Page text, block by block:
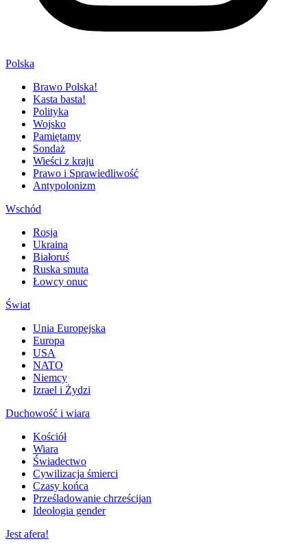
Polska
Brawo Polska!
Kasta basta!
Polityka
Wojsko
Pamiętamy
Sondaż
Wieści z kraju
Prawo i Sprawiedliwość
Antypolonizm
Wschód
Rosja
Ukraina
Białoruś
Ruska smuta
Łowcy onuc
Świat
Unia Europejska
Europa
USA
NATO
Niemcy
Izrael i Żydzi
Duchowość i wiara
Kościół
Wiara
Świadectwo
Cywilizacja śmierci
Czasy końca
Prześladowanie chrześcijan
Ideologia gender
Jest afera!